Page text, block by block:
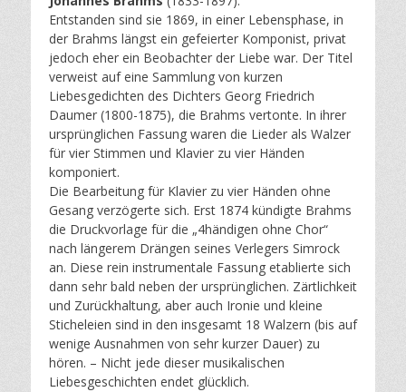
Entstanden sind sie 1869, in einer Lebensphase, in
der Brahms längst ein gefeierter Komponist, privat
jedoch eher ein Beobachter der Liebe war. Der Titel
verweist auf eine Sammlung von kurzen
Liebesgedichten des Dichters Georg Friedrich
Daumer (1800-1875), die Brahms vertonte. In ihrer
ursprünglichen Fassung waren die Lieder als Walzer
für vier Stimmen und Klavier zu vier Händen
komponiert.
Die Bearbeitung für Klavier zu vier Händen ohne
Gesang verzögerte sich. Erst 1874 kündigte Brahms
die Druckvorlage für die „4händigen ohne Chor“
nach längerem Drängen seines Verlegers Simrock
an. Diese rein instrumentale Fassung etablierte sich
dann sehr bald neben der ursprünglichen. Zärtlichkeit
und Zurückhaltung, aber auch Ironie und kleine
Sticheleien sind in den insgesamt 18 Walzern (bis auf
wenige Ausnahmen von sehr kurzer Dauer) zu
hören. – Nicht jede dieser musikalischen
Liebesgeschichten endet glücklich.